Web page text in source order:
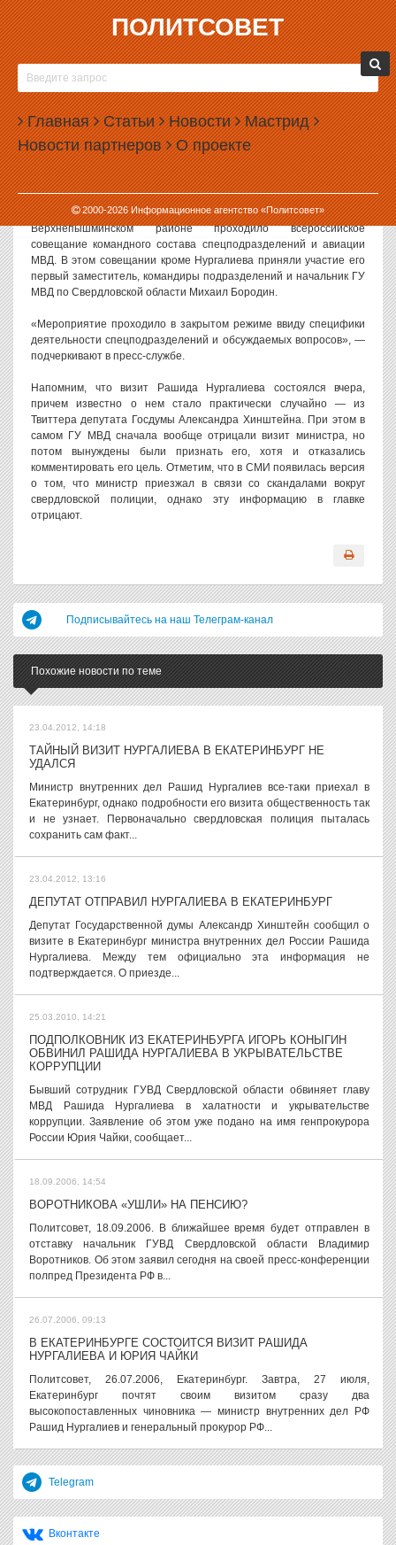
ПОЛИТСОВЕТ
Главная Статьи Новости Мастрид
Новости партнеров О проекте
2000-2026Информационное агентство «Политсовет»
24.04.2012, 13:39
СВЕРДЛОВСКАЯ ПОЛИЦИЯ ОБЪЯСНИЛА
ТАЙНУ НУРГАЛИЕВА
Главное управление МВД России по Свердловской области
рассказало, почему оно держало в тайне визит в Екатеринбург
министра внутренних дел Рашида Нургалиева и не делало
заявлений для прессы.
Как пояснили в пресс-службе свердловского главка, вчера в
Верхнепышминском районе проходило всероссийское
совещание командного состава спецподразделений и авиации
МВД. В этом совещании кроме Нургалиева приняли участие его
первый заместитель, командиры подразделений и начальник ГУ
МВД по Свердловской области Михаил Бородин.
«Мероприятие проходило в закрытом режиме ввиду специфики
деятельности спецподразделений и обсуждаемых вопросов», —
подчеркивают в пресс-службе.
Напомним, что визит Рашида Нургалиева состоялся вчера,
причем известно о нем стало практически случайно — из
Твиттера депутата Госдумы Александра Хинштейна. При этом в
самом ГУ МВД сначала вообще отрицали визит министра, но
потом вынуждены были признать его, хотя и отказались
комментировать его цель. Отметим, что в СМИ появилась версия
о том, что министр приезжал в связи со скандалами вокруг
свердловской полиции, однако эту информацию в главке
отрицают.
Подписывайтесь на наш Телеграм-канал
Похожие новости по теме
23.04.2012, 14:18
ТАЙНЫЙ ВИЗИТ НУРГАЛИЕВА В ЕКАТЕРИНБУРГ НЕ
УДАЛСЯ
Министр внутренних дел Рашид Нургалиев все-таки приехал в
Екатеринбург, однако подробности его визита общественность так
и не узнает. Первоначально свердловская полиция пыталась
сохранить сам факт...
23.04.2012, 13:16
ДЕПУТАТ ОТПРАВИЛ НУРГАЛИЕВА В ЕКАТЕРИНБУРГ
Депутат Государственной думы Александр Хинштейн сообщил о
визите в Екатеринбург министра внутренних дел России Рашида
Нургалиева. Между тем официально эта информация не
подтверждается. О приезде...
25.03.2010, 14:21
ПОДПОЛКОВНИК ИЗ ЕКАТЕРИНБУРГА ИГОРЬ КОНЫГИН
ОБВИНИЛ РАШИДА НУРГАЛИЕВА В УКРЫВАТЕЛЬСТВЕ
КОРРУПЦИИ
Бывший сотрудник ГУВД Свердловской области обвиняет главу
МВД Рашида Нургалиева в халатности и укрывательстве
коррупции. Заявление об этом уже подано на имя генпрокурора
России Юрия Чайки, сообщает...
18.09.2006, 14:54
ВОРОТНИКОВА «УШЛИ» НА ПЕНСИЮ?
Политсовет, 18.09.2006. В ближайшее время будет отправлен в
отставку начальник ГУВД Свердловской области Владимир
Воротников. Об этом заявил сегодня на своей пресс-конференции
полпред Президента РФ в...
26.07.2006, 09:13
В ЕКАТЕРИНБУРГЕ СОСТОИТСЯ ВИЗИТ РАШИДА
НУРГАЛИЕВА И ЮРИЯ ЧАЙКИ
Политсовет, 26.07.2006, Екатеринбург. Завтра, 27 июля,
Екатеринбург почтят своим визитом сразу два
высокопоставленных чиновника — министр внутренних дел РФ
Рашид Нургалиев и генеральный прокурор РФ...
Telegram
Вконтакте